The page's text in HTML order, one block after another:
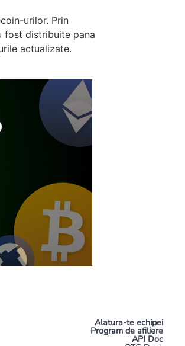
urilor. Prin
fost distribuite pana
actualizate.
Alatura-te echipei
Program de afiliere
API Doc